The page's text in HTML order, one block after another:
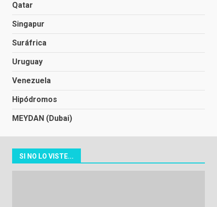
Qatar
Singapur
Suráfrica
Uruguay
Venezuela
Hipódromos
MEYDAN (Dubai)
SI NO LO VISTE...